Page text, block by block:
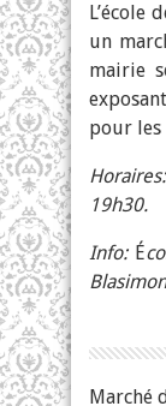
L’école
un
mairie
pour les
19h30.
Info: É
Marché